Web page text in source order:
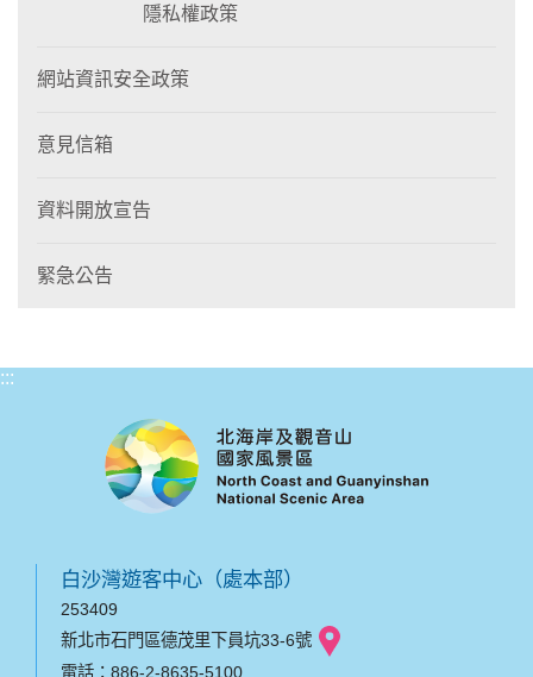
隱私權政策
網站資訊安全政策
意見信箱
資料開放宣告
緊急公告
:::
白沙灣遊客中心（處本部）
253409
新北市石門區德茂里下員坑33-6號
電話：886-2-8635-5100